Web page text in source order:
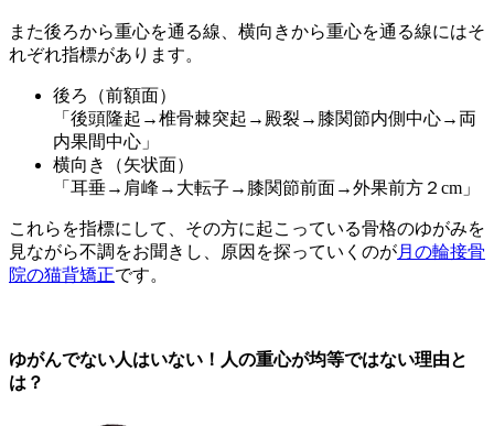
また後ろから重心を通る線、横向きから重心を通る線にはそ
れぞれ指標があります。
後ろ（前額面）
「後頭隆起→椎骨棘突起→殿裂→膝関節内側中心→両
内果間中心」
横向き（矢状面）
「耳垂→肩峰→大転子→膝関節前面→外果前方２cm」
これらを指標にして、その方に起こっている骨格のゆがみを
見ながら不調をお聞きし、原因を探っていくのが月の輪接骨
院の猫背矯正です。
ゆがんでない人はいない！人の重心が均等ではない理由と
は？